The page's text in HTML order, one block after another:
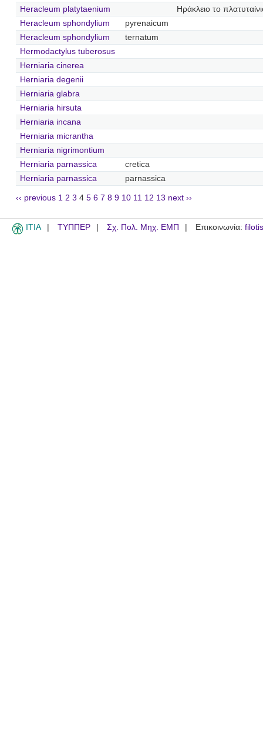
Heracleum platytaenium
Ηράκλειο το
Heracleum sphondylium
pyrenaicum
Heracleum sphondylium
ternatum
Hermodactylus tuberosus
Herniaria cinerea
Herniaria degenii
Herniaria glabra
Herniaria hirsuta
Herniaria incana
Herniaria micrantha
Herniaria nigrimontium
Herniaria parnassica
cretica
Herniaria parnassica
parnassica
‹‹ previous 1 2 3 4 5 6 7 8 9 10 11 12 13 next ››
ITIA ΤΥΠΠΕΡ Σχ. Πολ. Μηχ. ΕΜΠ Επικοινωνία: